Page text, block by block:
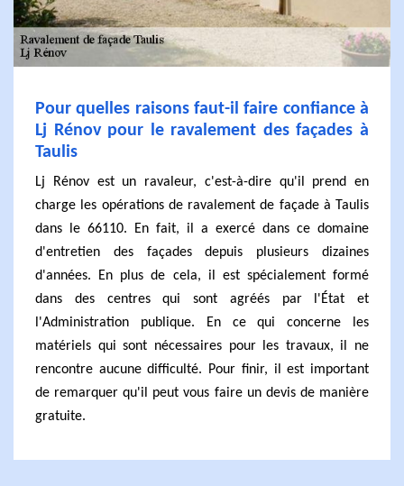
Pour quelles raisons faut-il faire confiance à
Lj Rénov pour le ravalement des façades à
Taulis
Lj Rénov est un ravaleur, c'est-à-dire qu'il prend en
charge les opérations de ravalement de façade à Taulis
dans le 66110. En fait, il a exercé dans ce domaine
d'entretien des façades depuis plusieurs dizaines
d'années. En plus de cela, il est spécialement formé
dans des centres qui sont agréés par l'État et
l'Administration publique. En ce qui concerne les
matériels qui sont nécessaires pour les travaux, il ne
rencontre aucune difficulté. Pour finir, il est important
de remarquer qu'il peut vous faire un devis de manière
gratuite.